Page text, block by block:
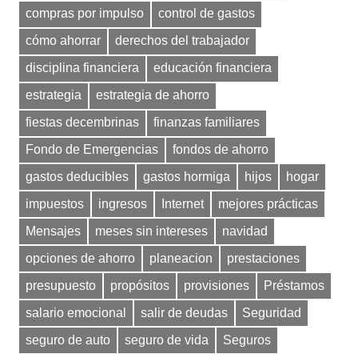
compras por impulso
control de gastos
cómo ahorrar
derechos del trabajador
disciplina financiera
educación financiera
estrategia
estrategia de ahorro
fiestas decembrinas
finanzas familiares
Fondo de Emergencias
fondos de ahorro
gastos deducibles
gastos hormiga hijos
hogar
impuestos
ingresos Internet
mejores prácticas
Mensajes
meses sin intereses
navidad
opciones de ahorro
planeacion
prestaciones
presupuesto
propósitos provisiones
Préstamos
salario emocional
salir de deudas
Seguridad
seguro de auto
seguro de vida Seguros